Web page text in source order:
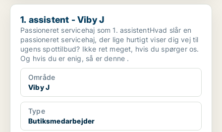
1. assistent - Viby J
1. assistent - Viby J
Passioneret servicehaj som 1. assistentHvad slår en
passioneret servicehaj, der lige hurtigt viser dig vej til
ugens spottilbud? Ikke ret meget, hvis du spørger os.
Og hvis du er enig, så er denne .
Område
Viby J
Type
Butiksmedarbejder